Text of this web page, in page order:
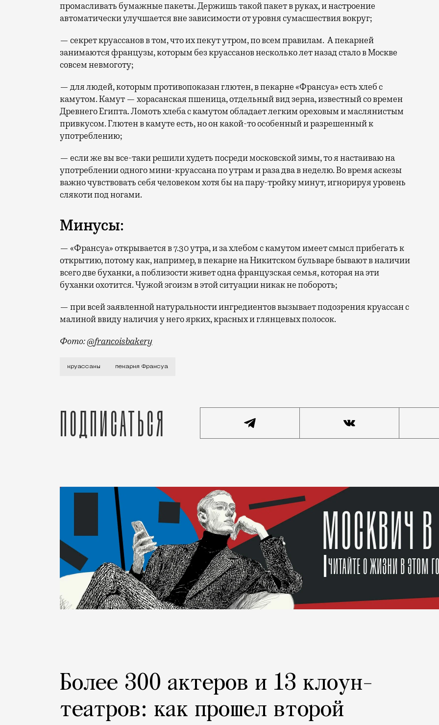
промасливать бумажные пакеты. Держишь такой пакет в руках, и настроение
автоматически улучшается вне зависимости от уровня сумасшествия вокруг;
— секрет круассанов в том, что их пекут утром, по всем правилам. А пекарней
занимаются французы, которым без круассанов несколько лет назад стало в Москве
совсем невмоготу;
— для людей, которым противопоказан глютен, в пекарне «Франсуа» есть хлеб с
камутом. Камут — хорасанская пшеница, отдельный вид зерна, известный со времен
Древнего Египта. Ломоть хлеба с камутом обладает легким ореховым и маслянистым
привкусом. Глютен в камуте есть, но он какой-то особенный и разрешенный к
употреблению;
— если же вы все-таки решили худеть посреди московской зимы, то я настаиваю на
употреблении одного мини-круассана по утрам и раза два в неделю. Во время аскезы
важно чувствовать себя человеком хотя бы на пару-тройку минут, игнорируя уровень
слякоти под ногами.
Минусы:
— «Франсуа» открывается в 7.30 утра, и за хлебом с камутом имеет смысл прибегать к
открытию, потому как, например, в пекарне на Никитском бульваре бывают в наличии
всего две буханки, а поблизости живет одна французская семья, которая на эти
буханки охотится. Чужой эгоизм в этой ситуации никак не побороть;
— при всей заявленной натуральности ингредиентов вызывает подозрения круассан с
малиной ввиду наличия у него ярких, красных и глянцевых полосок.
Фото:@francoisbakery
Если вы не покидаете пределов Москвы и озадачены поиском хороших круассанов, то
круассаны пекарня Франсуа
Подписаться
Рестораны и бары
Более 300 актеров и 13 клоун-
театров: как прошел второй